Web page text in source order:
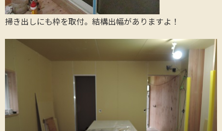
掃き出しにも枠を取付。結構出幅がありますよ！